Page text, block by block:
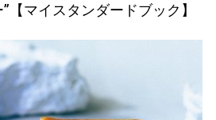
【マイスタンダードブック】